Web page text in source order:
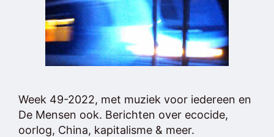
Week 49-2022, met muziek voor iedereen en
De Mensen ook. Berichten over ecocide,
oorlog, China, kapitalisme & meer.